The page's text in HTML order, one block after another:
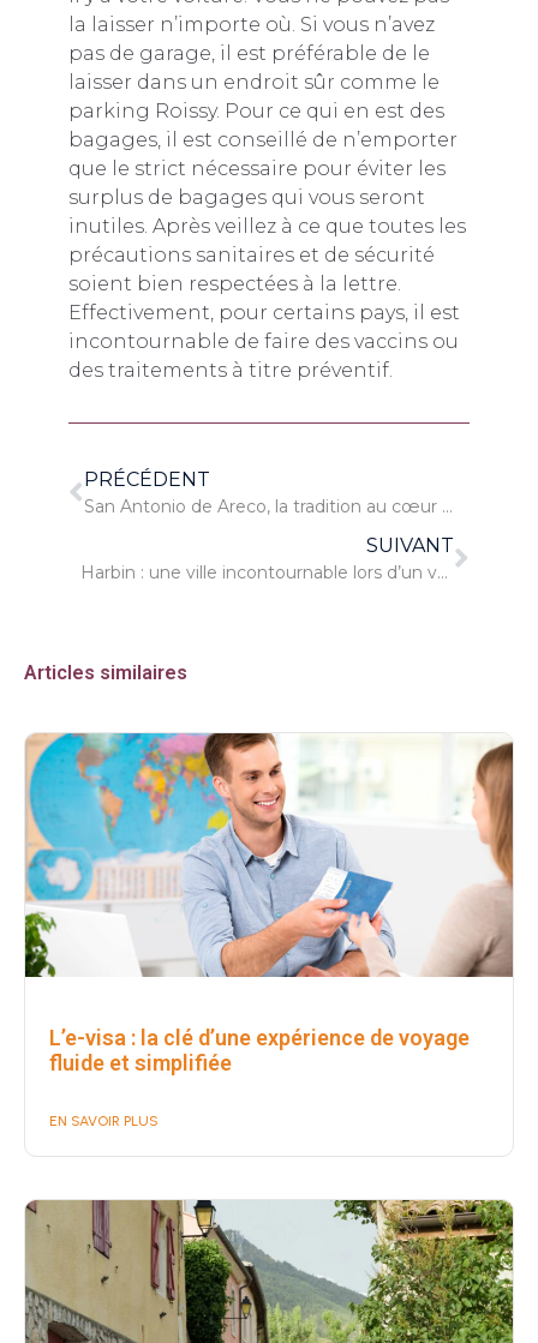
la laisser n’importe où. Si vous n’avez
pas de garage, il est préférable de le
laisser dans un endroit sûr comme le
parking Roissy. Pour ce qui en est des
bagages, il est conseillé de n’emporter
que le strict nécessaire pour éviter les
surplus de bagages qui vous seront
inutiles. Après veillez à ce que toutes les
précautions sanitaires et de sécurité
soient bien respectées à la lettre.
Effectivement, pour certains pays, il est
incontournable de faire des vaccins ou
des traitements à titre préventif.
PRÉCÉDENT
San Antonio de Areco, la tradition au cœur de la pampa
SUIVANT
Harbin : une ville incontournable lors d’un voyage en Chine
Articles similaires
L’e-visa : la clé d’une expérience de voyage
fluide et simplifiée
EN SAVOIR PLUS